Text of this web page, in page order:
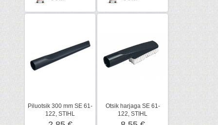
Piluotsik 300 mm SE 61-
122, STIHL
Otsik harjaga SE 61-
122, STIHL